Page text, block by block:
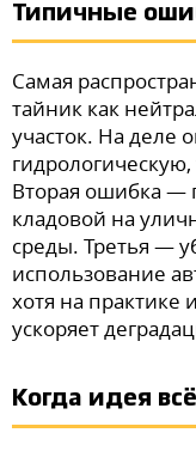
Типичные
Самая
тайник как
участок. На деле
Вторая ошибка —
кладовой на
среды. Третья —
использование
хотя на практике
ускоряет
Когда идея